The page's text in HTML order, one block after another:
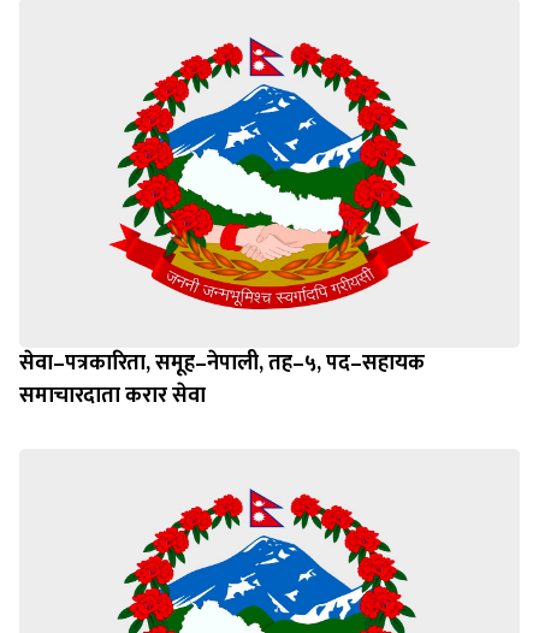
सेवा–पत्रकारिता, समूह–नेपाली, तह–५, पद–सहायक
समाचारदाता करार सेवा